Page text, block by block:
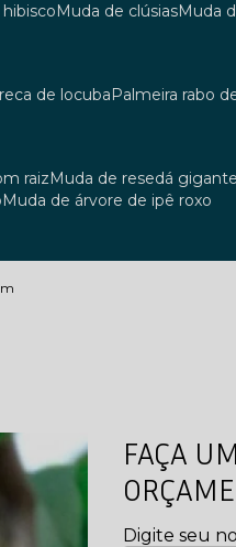
hibisco muda de clúsias
de locuba
palmeira rabo
raiz
muda de resedá gigante
muda de árvore de ipê roxo
FAÇA UM
Digite seu